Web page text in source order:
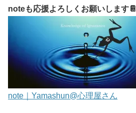
noteも応援よろしくお願いします📔
note｜Yamashun@心理屋さん